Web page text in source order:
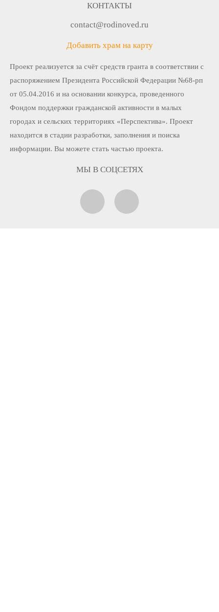
КОНТАКТЫ
contact@rodinoved.ru
Добавить храм на карту
Проект реализуется за счёт средств гранта в соответствии c
распоряжением Президента Российской Федерации №68-рп
от 05.04.2016 и на основании конкурса, проведенного
Фондом поддержки гражданской активности в малых
городах и сельских территориях «Перспектива». Проект
находится в стадии разработки, заполнения и поиска
информации. Вы можете стать частью проекта.
МЫ В СОЦСЕТЯХ